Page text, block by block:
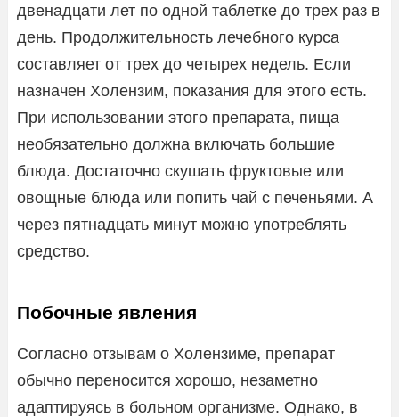
двенадцати лет по одной таблетке до трех раз в
день. Продолжительность лечебного курса
составляет от трех до четырех недель. Если
назначен Холензим, показания для этого есть.
При использовании этого препарата, пища
необязательно должна включать большие
блюда. Достаточно скушать фруктовые или
овощные блюда или попить чай с печеньями. А
через пятнадцать минут можно употреблять
средство.
Побочные явления
Согласно отзывам о Холензиме, препарат
обычно переносится хорошо, незаметно
адаптируясь в больном организме. Однако, в